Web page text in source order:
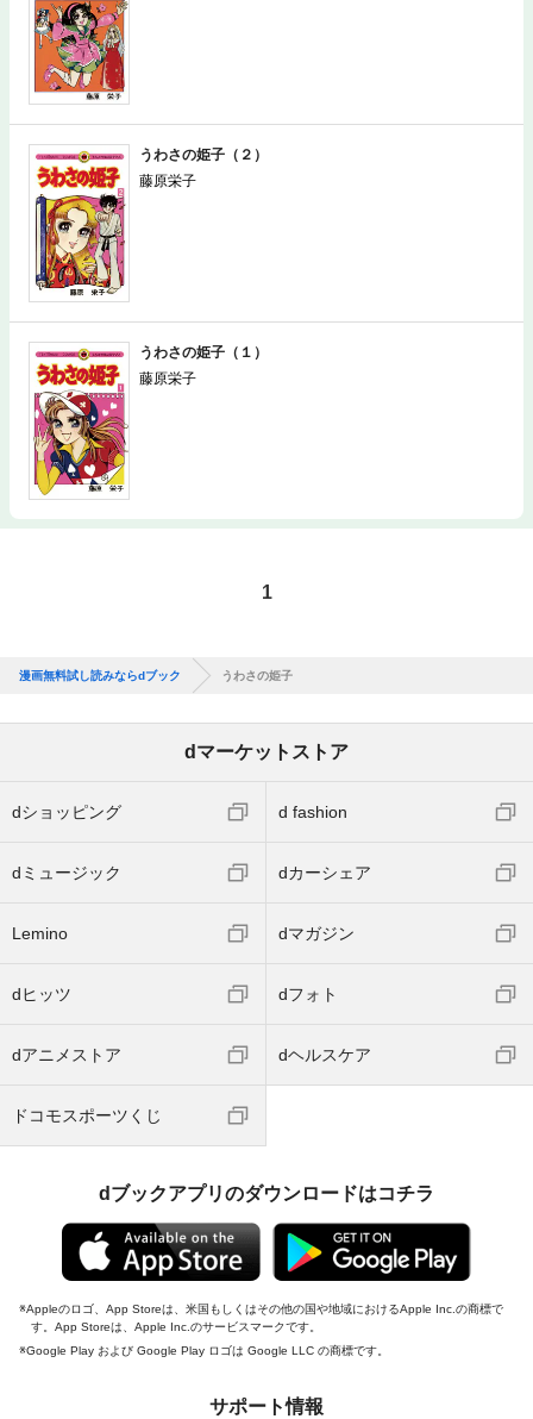
うわさの姫子（２）
藤原栄子
うわさの姫子（１）
藤原栄子
1
漫画無料試し読みならdブック うわさの姫子
dマーケットストア
dショッピング d fashion
dミュージック dカーシェア
Lemino dマガジン
dヒッツ dフォト
dアニメストア dヘルスケア
ドコモスポーツくじ
dブックアプリのダウンロードはコチラ
Appleのロゴ、App Storeは、米国もしくはその他の国や地域におけるApple Inc.の商標で
す。App Storeは、Apple Inc.のサービスマークです。
Google Play および Google Play ロゴは Google LLC の商標です。
サポート情報